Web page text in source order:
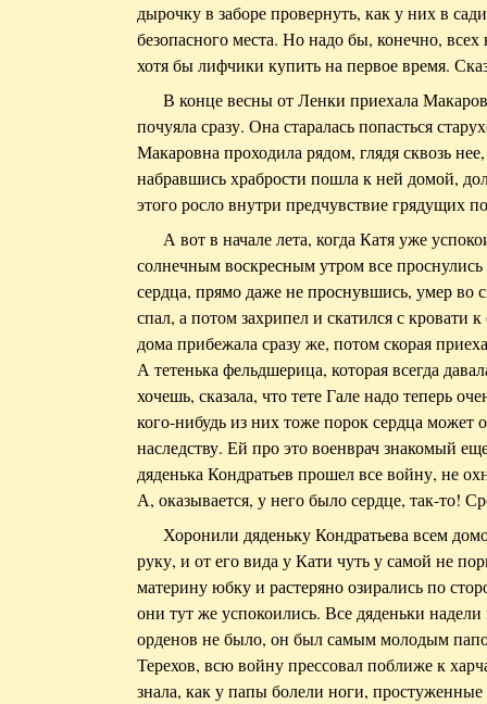
дырочку в заборе провернуть, как у них в
безопасного места. Но надо бы, конечно,
хотя бы лифчики купить на первое время.
В конце весны от Ленки приехала
почуяла сразу. Она старалась попасться
Макаровна проходила рядом, глядя сквозь
набравшись храбрости пошла к ней домой,
этого росло внутри предчувствие грядущих
А вот в начале лета, когда Катя уже
солнечным воскресным утром все
сердца, прямо даже не проснувшись, умер
спал, а потом захрипел и скатился с кровати
дома прибежала сразу же, потом скорая
А тетенька фельдшерица, которая всегда
хочешь, сказала, что тете Гале надо теперь
кого-нибудь из них тоже порок сердца может
наследству. Ей про это военврач знакомый
дяденька Кондратьев прошел все войну, не
А, оказывается, у него было сердце, так-то!
Хоронили дяденьку Кондратьева всем
руку, и от его вида у Кати чуть у самой не
материну юбку и растеряно озирались по
они тут же успокоились. Все дяденьки
орденов не было, он был самым молодым
Терехов, всю войну прессовал поближе к
знала, как у папы болели ноги,